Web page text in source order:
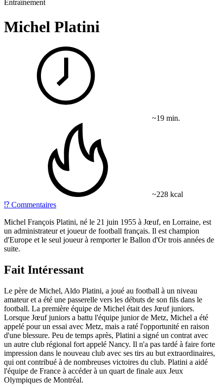
Entraînement
Michel Platini
~19 min.
~228 kcal
⁉️ Commentaires
Michel François Platini, né le 21 juin 1955 à Jœuf, en Lorraine, est
un administrateur et joueur de football français. Il est champion
d'Europe et le seul joueur à remporter le Ballon d'Or trois années de
suite.
Fait Intéressant
Le père de Michel, Aldo Platini, a joué au football à un niveau
amateur et a été une passerelle vers les débuts de son fils dans le
football. La première équipe de Michel était des Jœuf juniors.
Lorsque Jœuf juniors a battu l'équipe junior de Metz, Michel a été
appelé pour un essai avec Metz, mais a raté l'opportunité en raison
d'une blessure. Peu de temps après, Platini a signé un contrat avec
un autre club régional fort appelé Nancy. Il n'a pas tardé à faire forte
impression dans le nouveau club avec ses tirs au but extraordinaires,
qui ont contribué à de nombreuses victoires du club. Platini a aidé
l'équipe de France à accéder à un quart de finale aux Jeux
Olympiques de Montréal.